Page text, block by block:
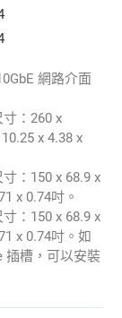
網路介面
：260 x
x 4.38 x
：150 x 68.9 x
x 0.74吋。
：150 x 68.9 x
x 0.74吋。如
插槽，可以安裝